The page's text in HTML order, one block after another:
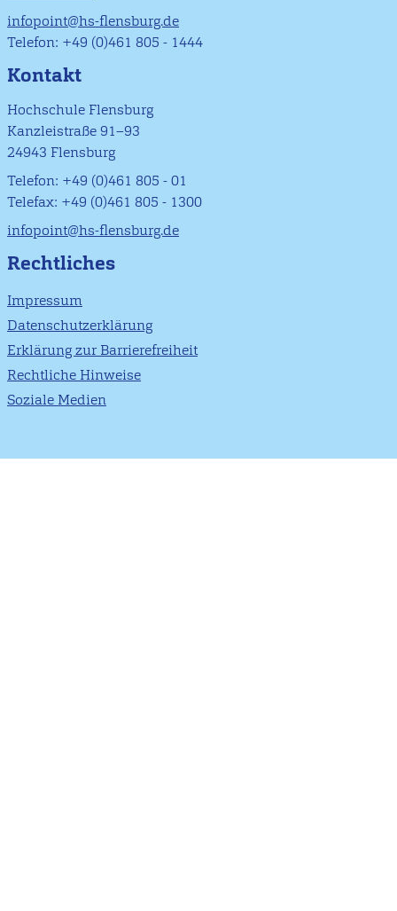
infopoint@hs-flensburg.de
Telefon: +49 (0)461 805 - 1444
Kontakt
Hochschule Flensburg
Kanzleistraße 91–93
24943 Flensburg
Telefon: +49 (0)461 805 - 01
Telefax: +49 (0)461 805 - 1300
infopoint@hs-flensburg.de
Rechtliches
Impressum
Datenschutzerklärung
Erklärung zur Barrierefreiheit
Rechtliche Hinweise
Soziale Medien